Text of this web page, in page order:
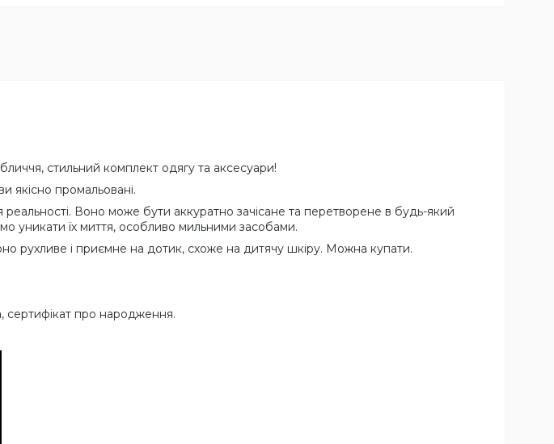
стильний комплект одягу та аксесуари!
якісно промальовані.
Воно може бути аккуратно зачісане та перетворене в будь-який
уникати їх миття, особливо мильними засобами.
рухливе і приємне на дотик, схоже на дитячу шкіру. Можна купати.
сертифікат про народження.